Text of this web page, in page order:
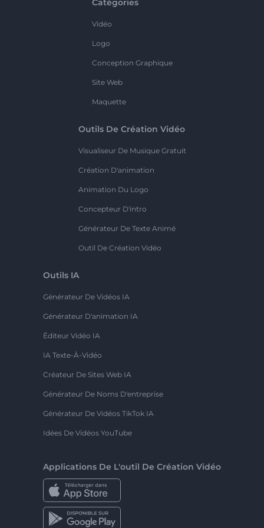
Catégories
Vidéo
Logo
Conception Graphique
Site Web
Maquette
Outils De Création Vidéo
Visualiseur De Musique Gratuit
Création D'animation
Animation Du Logo
Concepteur D'intro
Générateur De Texte Animé
Outil De Création Vidéo
Outils IA
Générateur De Vidéos IA
Générateur D'animation IA
Éditeur Vidéo IA
IA Texte-À-Vidéo
Créateur De Sites Web IA
Générateur De Noms D'entreprise
Générateur De Vidéos TikTok IA
Idées De Vidéos YouTube
Applications De L'outil De Création Vidéo